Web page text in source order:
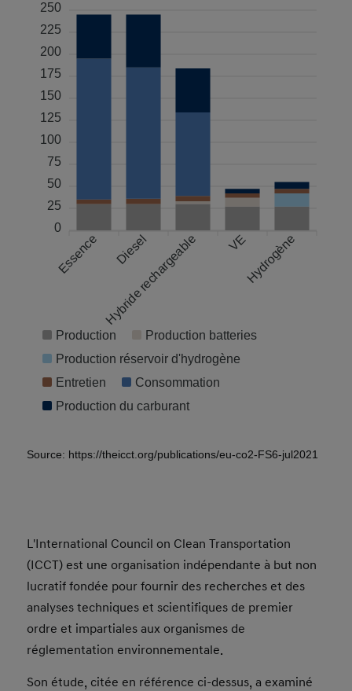
Production
Production batteries
Production réservoir d'hydrogène
Entretien
Consommation
Production du carburant
Essence Diesel
Hybride rechargeable VEHydrogène
250
225
200
175
150
125
100
75
50
25
0
Source: https://theicct.org/publications/eu-co2-FS6-jul2021
L'International Council on Clean Transportation
(ICCT) est une organisation indépendante à but non
lucratif fondée pour fournir des recherches et des
analyses techniques et scientifiques de premier
ordre et impartiales aux organismes de
réglementation environnementale.
Son étude, citée en référence ci-dessus, a examiné